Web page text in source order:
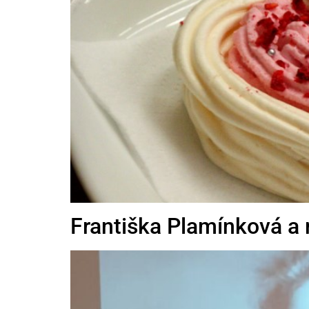
Františka Plamínková a